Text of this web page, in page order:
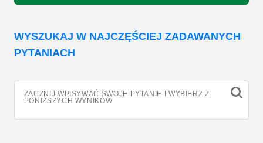
WYSZUKAJ W NAJCZĘŚCIEJ ZADAWANYCH
PYTANIACH
ZACZNIJ WPISYWAĆ SWOJE PYTANIE I WYBIERZ Z
PONIŻSZYCH WYNIKÓW